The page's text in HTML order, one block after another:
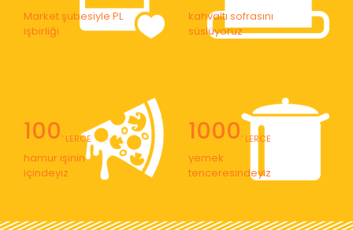
Market şubesiyle PL
işbirliği
kahvaltı sofrasını
süslüyoruz
100' LERCE
hamur işinin
içindeyiz
1000' LERCE
yemek
tenceresindeyiz